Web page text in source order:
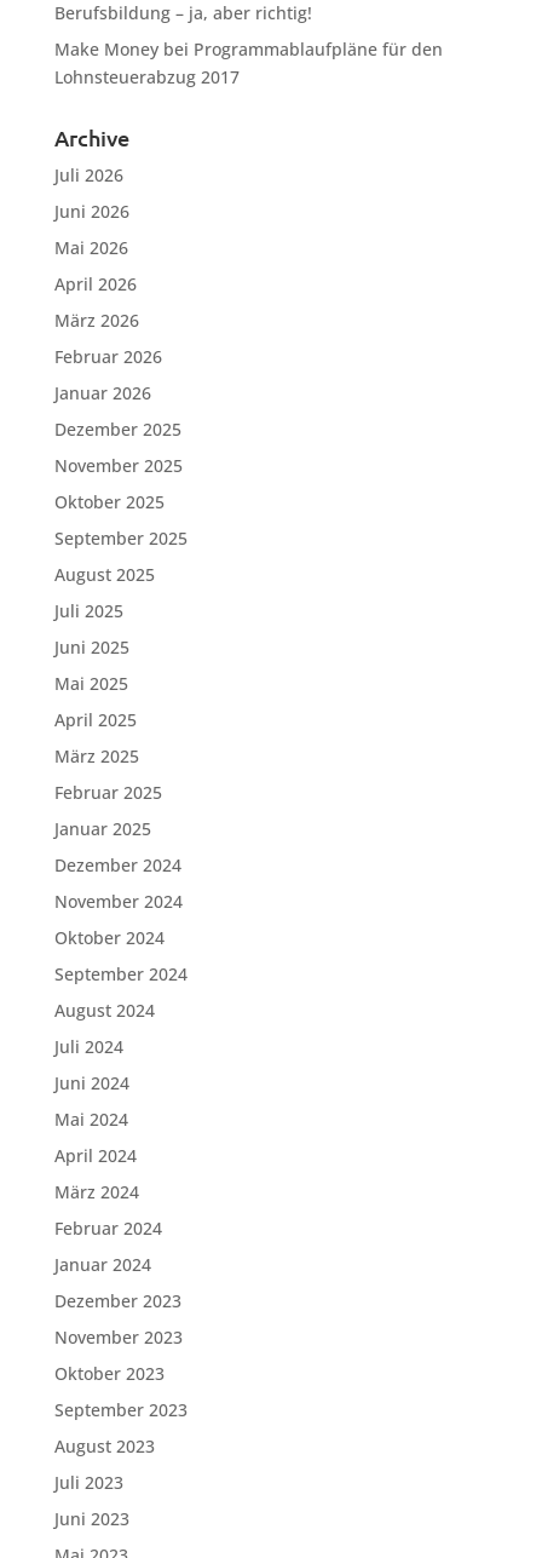
Berufsbildung – ja, aber richtig!
Make Moneybei Programmablaufpläne für den
Lohnsteuerabzug 2017
Archive
Juli 2026
Juni 2026
Mai 2026
April 2026
März 2026
Februar 2026
Januar 2026
Dezember 2025
November 2025
Oktober 2025
September 2025
August 2025
Juli 2025
Juni 2025
Mai 2025
April 2025
März 2025
Februar 2025
Januar 2025
Dezember 2024
November 2024
Oktober 2024
September 2024
August 2024
Juli 2024
Juni 2024
Mai 2024
April 2024
März 2024
Februar 2024
Januar 2024
Dezember 2023
November 2023
Oktober 2023
September 2023
August 2023
Juli 2023
Juni 2023